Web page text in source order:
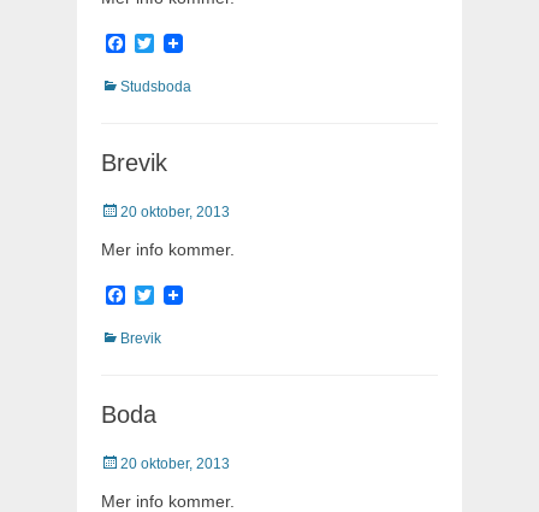
Facebook
Twitter
Kategorier
Studsboda
Brevik
Publicerat
20 oktober, 2013
Mer info kommer.
Facebook
Twitter
Kategorier
Brevik
Boda
Publicerat
20 oktober, 2013
Mer info kommer.